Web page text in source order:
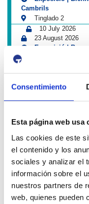
Consentimiento
Esta página web usa
Las cookies de este
el contenido y los
sociales y analizar el
información sobre el
nuestros partners de
web, quienes pueden
Cambrils
Tinglado 2
10 July 2026
23 August 2026
Exposició |
Exposició | El
23 August 2026
Exposició |
Refugi 1
1 April 2026
31 August 2026
Exposició | La
Museu del Port
25 June 2026